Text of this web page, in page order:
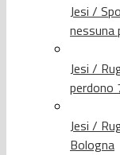
Jesi /
nessuna
Jesi /
perdono
Jesi /
Bologna